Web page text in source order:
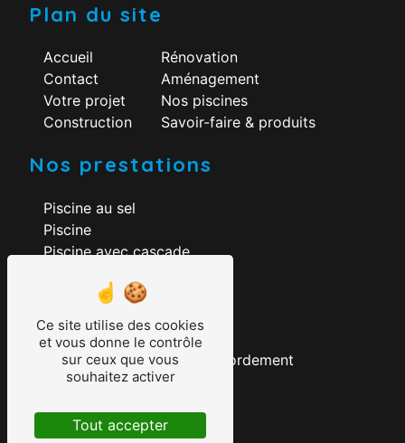
Plan du site
Accueil
Contact
Votre projet
Construction
Rénovation
Aménagement
Nos piscines
Savoir-faire & produits
Nos prestations
Piscine au sel
Piscine
Piscine avec cascade
Rénovation piscine
Aménagement piscine
Création piscine
Construction piscine à débordement
Piscine pompe à chaleur
Ce site utilise des cookies
et vous donne le contrôle
sur ceux que vous
souhaitez activer
Tout accepter